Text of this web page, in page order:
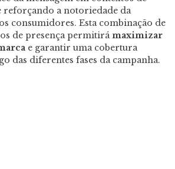
reforçando a notoriedade da
consumidores. Esta combinação de
de presença permitirámaximizar
e garantir uma cobertura
das diferentes fases da campanha.